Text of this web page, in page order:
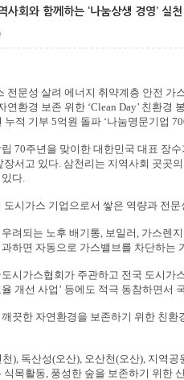
사회와 함께하는 ‘나눔상생 경영’ 실
전문성 살려 에너지 취약계층 안전 가
연환경 보존 위한 ‘Clean Day’ 친환경
누적 기부 5억원 돌파 ‘나눔명문기업
70주년을 맞이한 대한민국 대표 장
장서고 있다. 삼천리는 지역사회 곳곳
다.
도시가스 기업으로서 쌓은 역량과 전
려되는 노후 배기통, 보일러, 가스렌
하면 자동으로 가스밸브를 차단하는
도시가스협회가 주관하고 전국 도시가
개선 사업 ’ 등에도 적극 동참하면서
끗한 자연환경을 보존하기 위한 친환
천), 독산성(오산), 오산천(오산), 지역공
식목활동, 풍성한 숲을 보존하기 위한